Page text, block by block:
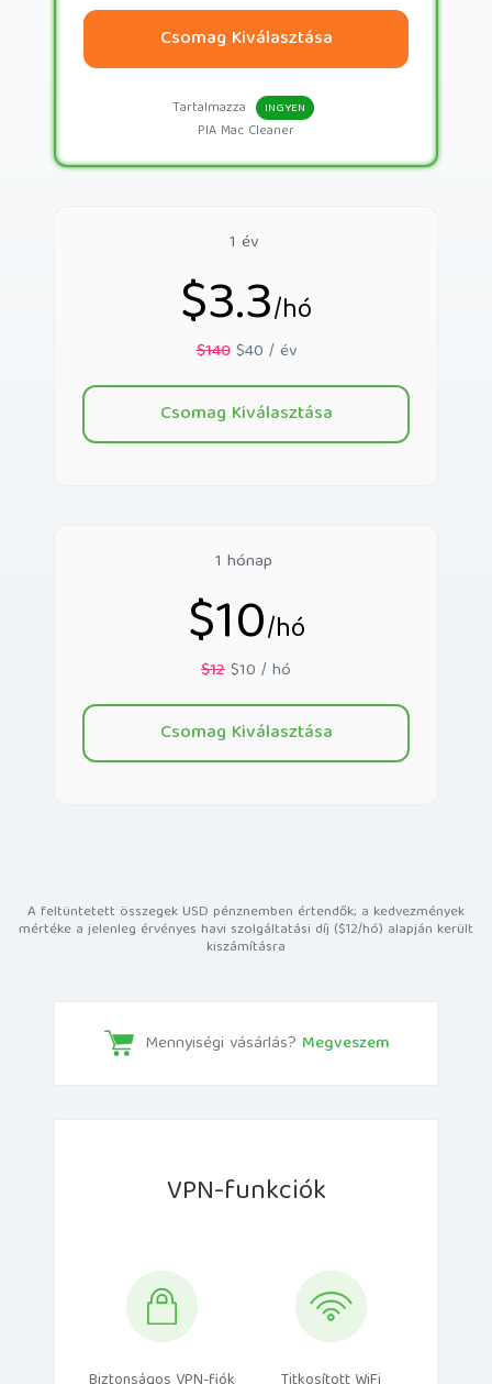
1 hónap
$10/hó
$12$10 / hó
Csomag Kiválasztása
Csomag Kiválasztása
Tartalmazza INGYEN
PIA Mac Cleaner
1 év
$3.3/hó
$140$40 / év
Csomag Kiválasztása
A feltüntetett összegek USD pénznemben értendők; a kedvezmények
mértéke a jelenleg érvényes havi szolgáltatási díj ($12/hó) alapján került
kiszámításra
Mennyiségi vásárlás? Megveszem
VPN-funkciók